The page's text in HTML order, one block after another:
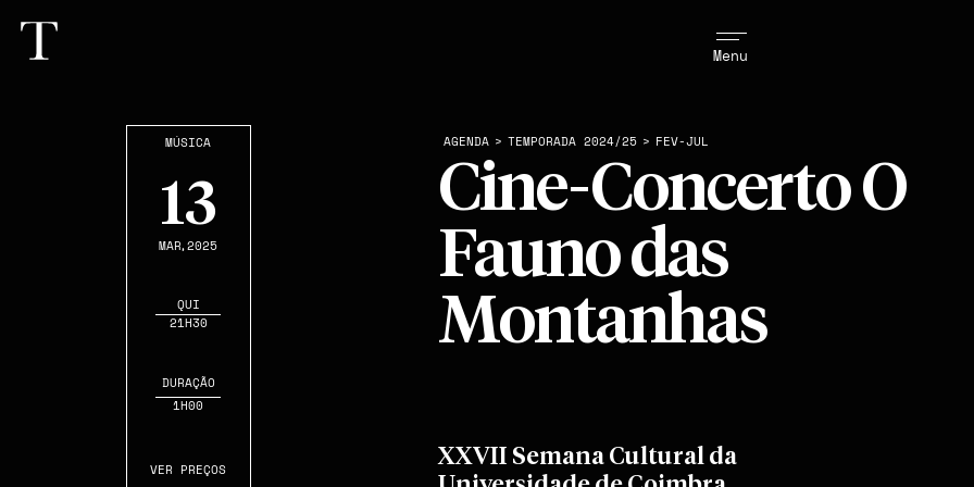
Menu
Cine-Concerto O
Fauno das
Montanhas
MÚSICA
13
MAR,2025
QUI
21H30
DURAÇÃO
1H00
VER PREÇOS
AGENDA > TEMPORADA 2024/25 > FEV-JUL
XXVII Semana Cultural da